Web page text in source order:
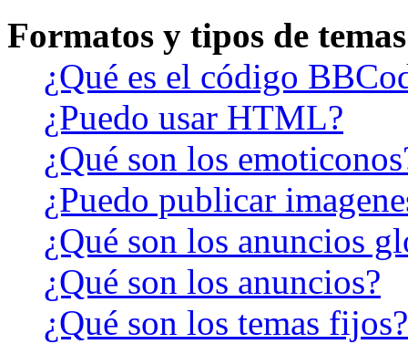
Formatos y tipos de temas
¿Qué es el código
¿Puedo usar HTML?
¿Qué son los
¿Puedo publicar
¿Qué son los anuncios
¿Qué son los anuncios?
¿Qué son los temas fijos?